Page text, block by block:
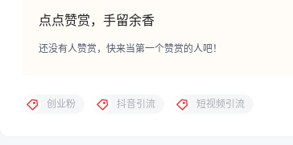
点点赞赏，手留余香
还没有人赞赏，快来当第一个赞赏的人吧！
创业粉 抖音引流 短视频引流